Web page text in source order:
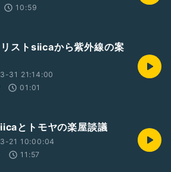
10:59
ストsiicaから紫外線の案
31 21:14:00
01:01
とトモヤの楽屋談議
21 10:00:04
11:57